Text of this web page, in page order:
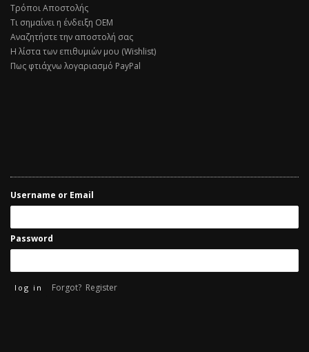
Τρόποι Αποστολής
Τι σημαίνει η ένδειξη ΟΕΜ
Αναζητήστε την αποστολή σας
Η λίστα των επιθυμιών μου (Wishlist)
Πως φτιάχνω λογαριασμό PayPal
Username or Email
Password
Forgot? Register